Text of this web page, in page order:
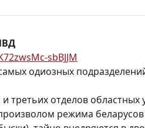
sbBJJM
одиозных
третьих отделов областных
режима